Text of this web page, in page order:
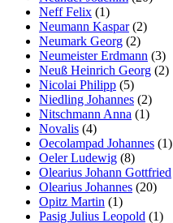
Neff Felix (1)
Neumann Kaspar(2)
Neumark Georg (2)
Neumeister Erdmann (3)
Neuß Heinrich Georg (2)
Nicolai Philipp (5)
Niedling Johannes (2)
Nitschmann Anna (1)
Novalis (4)
Oecolampad Johannes (1)
Oeler Ludewig (8)
Olearius Johann Gottfried
Olearius Johannes (20)
Opitz Martin (1)
Pasig Julius Leopold (1)